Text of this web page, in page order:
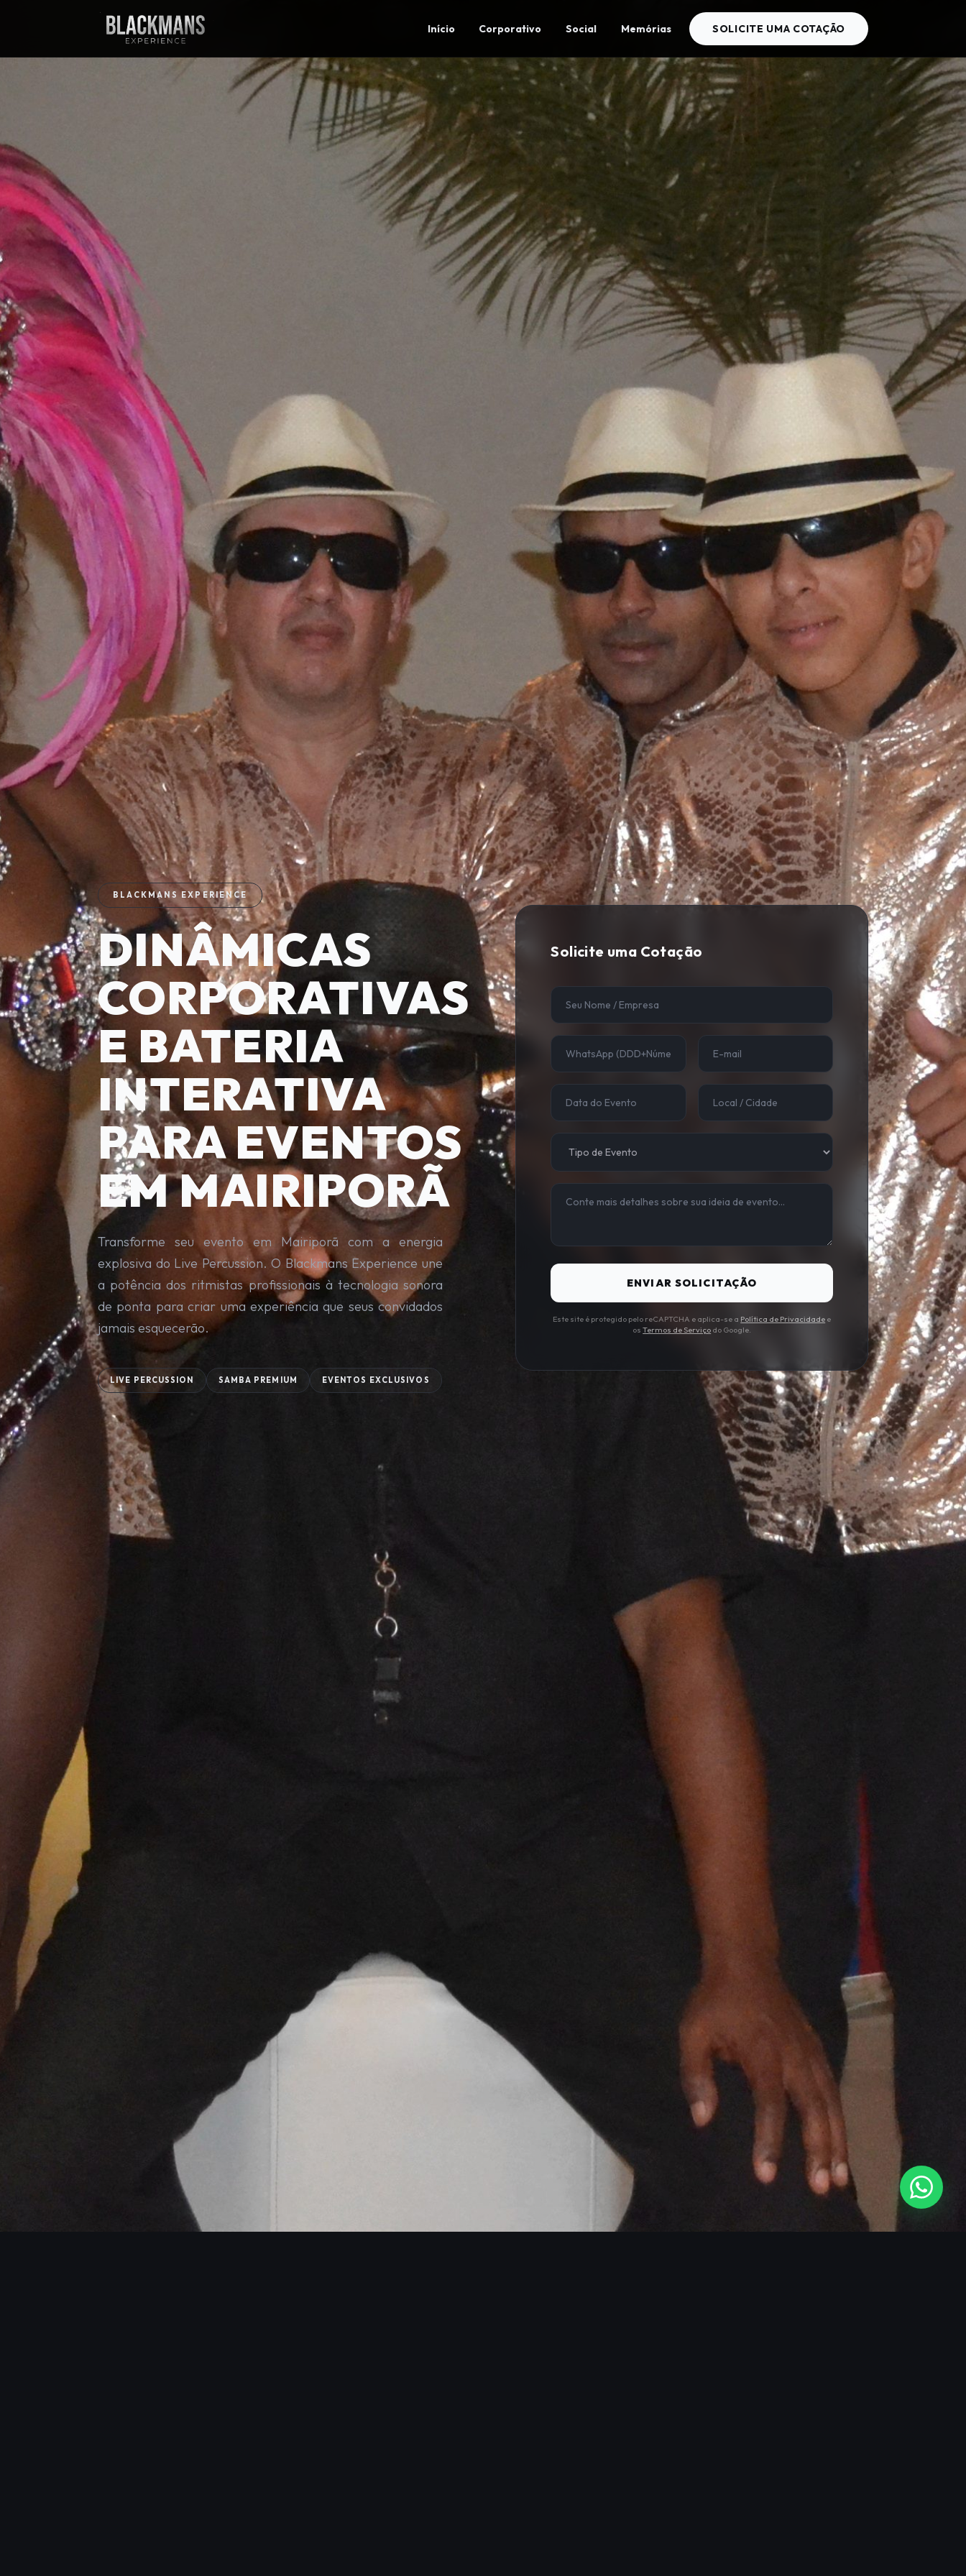
Início Corporativo Social Memórias SOLICITE UMA COTAÇÃO
BLACKMANS EXPERIENCE
DINÂMICAS
CORPORATIVAS
E BATERIA
INTERATIVA
PARA EVENTOS
EM MAIRIPORÃ
Transforme seu evento em Mairiporã com a energia
explosiva do Live Percussion. O Blackmans Experience une
a potência dos ritmistas profissionais à tecnologia sonora
de ponta para criar uma experiência que seus convidados
jamais esquecerão.
LIVE PERCUSSION SAMBA PREMIUM EVENTOS EXCLUSIVOS
Solicite uma Cotação
ENVIAR SOLICITAÇÃO
Este site é protegido pelo reCAPTCHA e aplica-se a Política de Privacidade e
osTermos de Serviço do Google.